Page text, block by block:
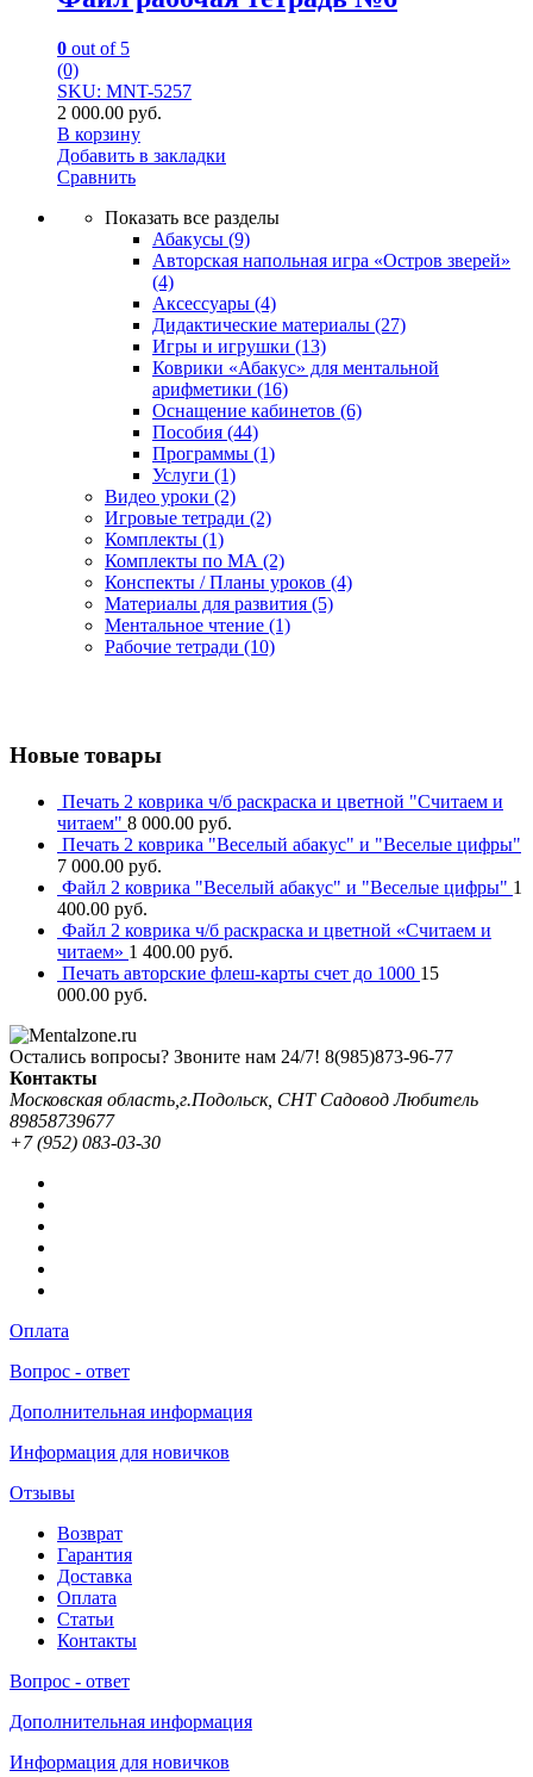
0 out of 5
(0)
SKU: MNT-5257
2 000.00 руб.
В корзину
Добавить в закладки
Сравнить
Показать все разделы
Абакусы (9)
Авторская напольная игра «Остров зверей»
(4)
Аксессуары (4)
Дидактические материалы (27)
Игры и игрушки (13)
Коврики «Абакус» для ментальной
арифметики (16)
Оснащение кабинетов (6)
Пособия (44)
Программы (1)
Услуги (1)
Видео уроки (2)
Игровые тетради (2)
Комплекты (1)
Комплекты по МА (2)
Конспекты / Планы уроков (4)
Материалы для развития (5)
Ментальное чтение (1)
Рабочие тетради (10)
Новые товары
Печать 2 коврика ч/б раскраска и цветной "Считаем и
читаем" 8 000.00 руб.
Печать 2 коврика "Веселый абакус" и "Веселые цифры"
7 000.00 руб.
Файл 2 коврика "Веселый абакус" и "Веселые цифры" 1
400.00 руб.
Файл 2 коврика ч/б раскраска и цветной «Считаем и
читаем» 1 400.00 руб.
Печать авторские флеш-карты счет до 1000 15
000.00 руб.
Остались вопросы? Звоните нам 24/7! 8(985)873-96-77
Контакты
Московская область,г.Подольск, СНТ Садовод Любитель
89858739677
+7 (952) 083-03-30
Оплата
Вопрос - ответ
Дополнительная информация
Информация для новичков
Отзывы
Возврат
Гарантия
Доставка
Оплата
Статьи
Контакты
Вопрос - ответ
Дополнительная информация
Информация для новичков